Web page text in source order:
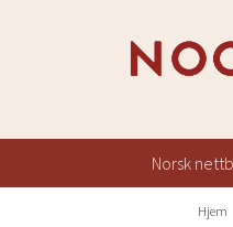
Norsk
Hjem